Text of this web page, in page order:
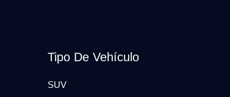
Tipo De Vehículo
SUV